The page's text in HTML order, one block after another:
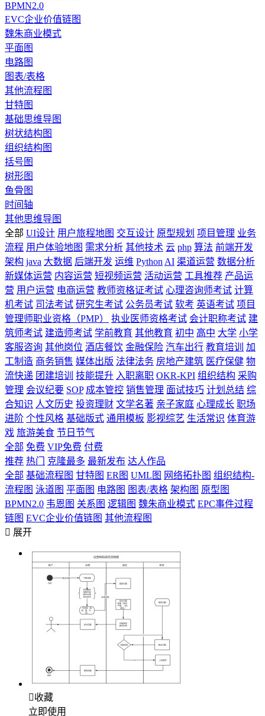
BPMN2.0
EVC企业价值链图
魏朱商业模式
平面图
电路图
图表/表格
其他流程图
甘特图
基础思维导图
树状结构图
组织结构图
括号图
树形图
鱼骨图
时间轴
其他思维导图
全部 UI设计 用户旅程地图 交互设计 原型规划 项目管理 业务
流程 用户体验地图 需求分析 其他技术 云 php 算法 前端开发
架构 java 大数据 后端开发 运维 Python AI 渠道运营 数据分析
新媒体运营 内容运营 短视频运营 活动运营 工具推荐 产品运
营 用户运营 电商运营 教师资格证考试 心理咨询师考试 计算
机考试 司法考试 研究生考试 公务员考试 软考 英语考试 项目
管理师职业资格（PMP）
执业医师资格考试 会计职称考试 建
筑师考试 建造师考试 学前教育 其他教育 初中 高中 大学 小学
客服咨询 其他岗位 酒店餐饮 金融保险 汽车出行 教育培训
加
工制造 商务销售 媒体出版 法律法务 房地产建筑 医疗保健 物
流快递 团建培训 技能提升 入职离职 OKR-KPI 组织结构 采购
管理 会议纪要 SOP 成本管控 销售管理 面试技巧 计划总结 综
合知识 人文历史 投资理财 文学名著 亲子家庭 心理成长 职场
进阶 个性风格 基础版式 通用模板 影视综艺 生活常识 体育游
戏 旅游美食 节日节气
全部 免费 VIP免费 付费
推荐 热门 克隆最多 最新发布 达人作品
全部 基础流程图 甘特图 ER图 UML图 网络拓扑图 组织结构-
流程图 泳道图 平面图 电路图 图表/表格 架构图 原型图
BPMN2.0 韦恩图 关系图 逻辑图 魏朱商业模式 EPC事件过程
链图 EVC企业价值链图 其他流程图
 展开
收藏
立即使用